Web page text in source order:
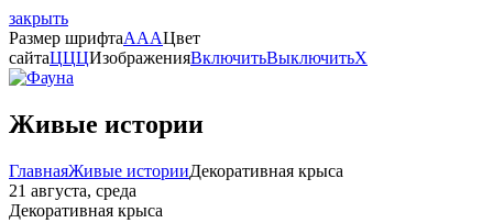
закрыть
Размер шрифтаAAAЦвет
сайтаЦЦЦИзображенияВключитьВыключитьX
Живые истории
ГлавнаяЖивые историиДекоративная крыса
21 августа, среда
Декоративная крыса